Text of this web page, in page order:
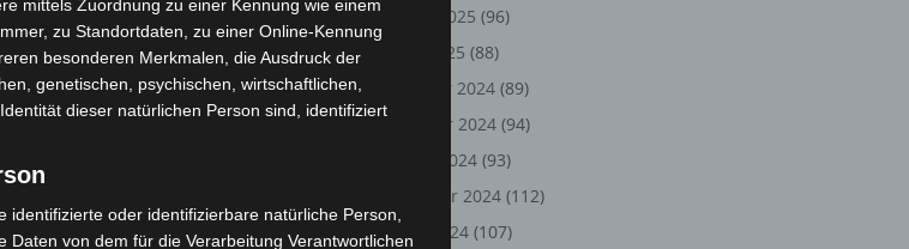
technische Infrastruktur
und Öffentlichkeitsarbeit
Kryptowallets von
wie deren Einnahmen und das
Februar 2025 (96)
Januar 2025 (88)
Dezember 2024 (89)
November 2024 (94)
Oktober 2024 (93)
September 2024 (112)
August 2024 (107)
mittels Zuordnung zu einer Kennung wie einem
zu Standortdaten, zu einer Online-Kennung
besonderen Merkmalen, die Ausdruck der
genetischen, psychischen, wirtschaftlichen,
dieser natürlichen Person sind, identifiziert
identifizierte oder identifizierbare natürliche Person,
Daten von dem für die Verarbeitung Verantwortlichen